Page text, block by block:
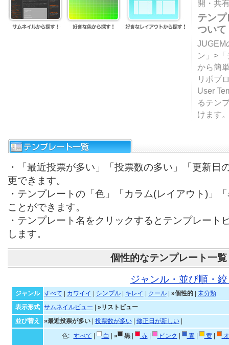
開・共
テン
ついて
JUGEM
ン」>
から簡
リポブ
User
るテン
けます
・「最近投票が多い」「投票数の多い」「更新日
更できます。
・テンプレートの「色」「カラム(レイアウト)」
ことができます。
・テンプレート名をクリックするとテンプレート
します。
個性的なテンプレート一覧
ジャンル・並び順・
ジャンル すべて カワイイ シンプル| キレイ クール| »個性的| 未分類
表示形式
サムネイルビュー
»リストビュー
並び替え
»最近投票が多い| 投票数が多い| 修正日が新しい|
色: すべて 白 » 黒| 赤| ピンク 青| 黄|